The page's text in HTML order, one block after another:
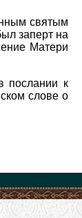
святым
заперт на
Матери
послании к
слове о